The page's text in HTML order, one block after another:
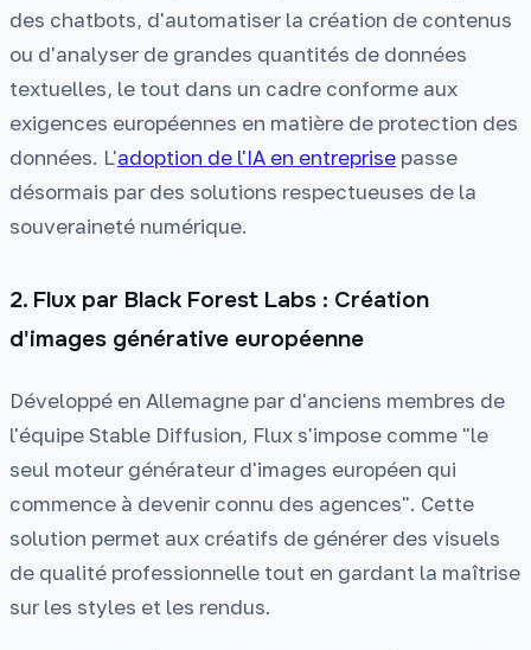
des chatbots, d'automatiser la création de contenus
ou d'analyser de grandes quantités de données
textuelles, le tout dans un cadre conforme aux
exigences européennes en matière de protection des
données. L'adoption de l'IA en entreprise passe
désormais par des solutions respectueuses de la
souveraineté numérique.
2. Flux par Black Forest Labs : Création
d'images générative européenne
Développé en Allemagne par d'anciens membres de
l'équipe Stable Diffusion, Flux s'impose comme "le
seul moteur générateur d'images européen qui
commence à devenir connu des agences". Cette
solution permet aux créatifs de générer des visuels
de qualité professionnelle tout en gardant la maîtrise
sur les styles et les rendus.